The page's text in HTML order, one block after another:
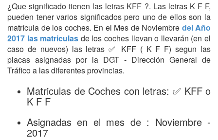
¿Que significado tienen las letras KFF ?. Las letras K F F,
pueden tener varios significados pero uno de ellos son la
matrícula de los coches. En el Mes de Noviembre del Año
2017 las matriculas de los coches llevan o llevarán (en el
caso de nuevos) las letras ✅ KFF ( K F F) segun las
placas asignadas por la DGT - Dirección General de
Tráfico a las diferentes provincias.
Matriculas de Coches con letras: ✅ KFF o
K F F
Asignadas en el mes de : Noviembre -
2017